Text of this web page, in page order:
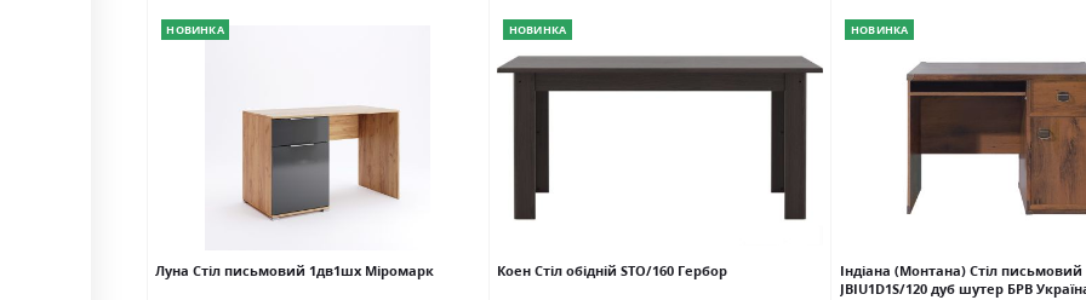
НОВИНКА
Луна Стіл письмовий 1дв1шх Міромарк
НОВИНКА
Коен Стіл обідній STO/160 Гербор
НОВИНКА
Індіана (Монтана) Стіл письмовий
JBIU1D1S/120 дуб шутер БРВ